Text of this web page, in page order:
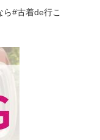
#古着de行こ